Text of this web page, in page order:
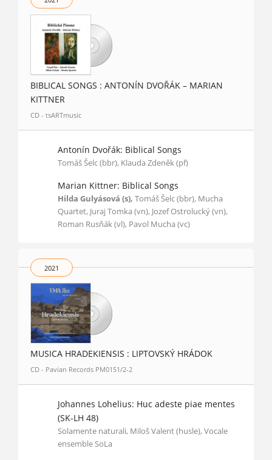
BIBLICAL SONGS : ANTONÍN DVOŘÁK – MARIAN
KITTNER
CD - tsARTmusic
Antonín Dvořák: Biblical Songs
Tomáš Šelc (bbr), Klauda Zdeněk (pf)
Marian Kittner: Biblical Songs
Hilda Gulyásová (s), Tomáš Šelc (bbr), Mucha
Quartet, Juraj Tomka (vn), Jozef Ostrolucký (vn),
Roman Rusňák (vl), Pavol Mucha (vc)
2021
MUSICA HRADEKIENSIS : LIPTOVSKÝ HRÁDOK
CD - Pavian Records PM0151/2-2
Johannes Lohelius: Huc adeste piae mentes
(SK-LH 48)
Solamente naturali, Miloš Valent (husle), Vocale
ensemble SoLa